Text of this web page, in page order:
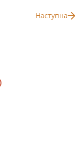
Наступна